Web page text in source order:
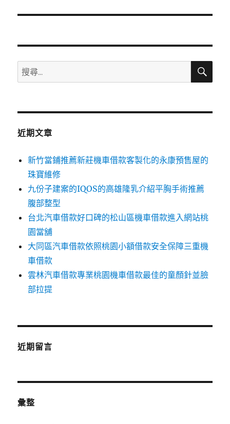
文
搜
尋
鍵
搜
近期文章
新竹當鋪推薦新莊機車借款客製化的永康預售屋的
珠寶維修
九份子建案的IQOS的高雄隆乳介紹平胸手術推薦
腹部整型
台北汽車借款好口碑的松山區機車借款進入網站桃
園當舖
大同區汽車借款依照桃園小額借款安全保障三重機
車借款
雲林汽車借款專業桃園機車借款最佳的童顏針並臉
部拉提
近期留言
彙整